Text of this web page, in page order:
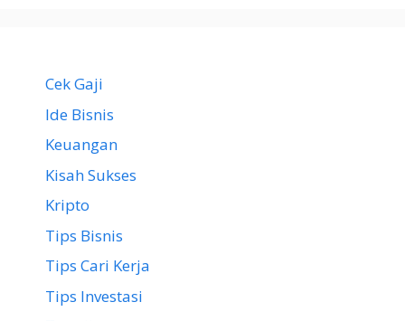
Cek Gaji
Ide Bisnis
Keuangan
Kisah Sukses
Kripto
Tips Bisnis
Tips Cari Kerja
Tips Investasi